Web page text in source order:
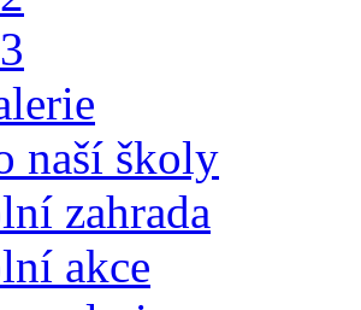
naší školy
zahrada
akce